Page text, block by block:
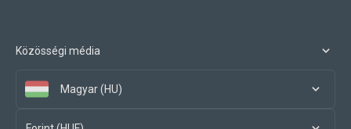
Közösségi média
Magyar (HU)